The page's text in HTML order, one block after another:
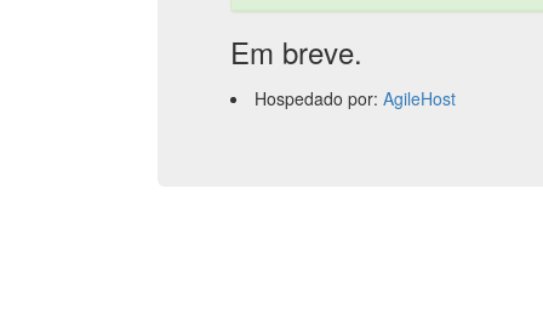
Em breve.
Hospedado por: AgileHost